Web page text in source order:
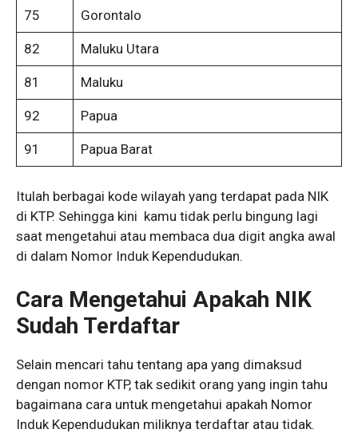
75 Gorontalo
82 Maluku Utara
81 Maluku
92 Papua
91 Papua Barat
Itulah berbagai kode wilayah yang terdapat pada NIK
di KTP. Sehingga kini kamu tidak perlu bingung lagi
saat mengetahui atau membaca dua digit angka awal
di dalam Nomor Induk Kependudukan.
Cara Mengetahui Apakah NIK
Sudah Terdaftar
Selain mencari tahu tentang apa yang dimaksud
dengan nomor KTP, tak sedikit orang yang ingin tahu
bagaimana cara untuk mengetahui apakah Nomor
Induk Kependudukan miliknya terdaftar atau tidak.